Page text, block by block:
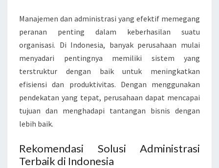
INDONESIA
Manajemen dan administrasi yang efektif memegang
peranan penting dalam keberhasilan suatu
organisasi. Di Indonesia, banyak perusahaan mulai
menyadari pentingnya memiliki sistem yang
terstruktur dengan baik untuk meningkatkan
efisiensi dan produktivitas. Dengan menggunakan
pendekatan yang tepat, perusahaan dapat mencapai
tujuan dan menghadapi tantangan bisnis dengan
lebih baik.
Rekomendasi Solusi Administrasi
Terbaik di Indonesia